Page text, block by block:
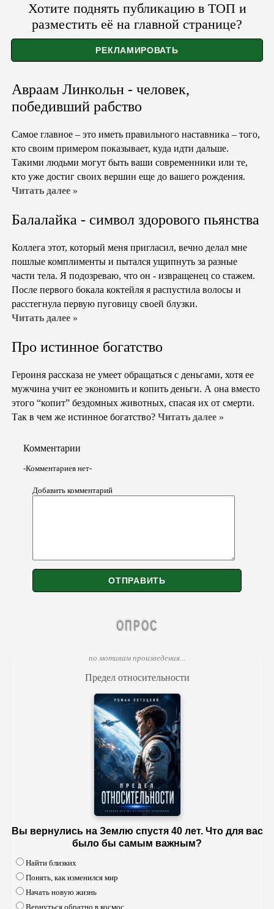
Хотите поднять публикацию в ТОП и
разместить её на главной странице?
Авраам Линкольн - человек,
победивший рабство
Самое главное – это иметь правильного наставника – того,
кто своим примером показывает, куда идти дальше.
Такими людьми могут быть ваши современники или те,
кто уже достиг своих вершин еще до вашего рождения.
Читать далее »
Балалайка - символ здорового пьянства
Коллега этот, который меня пригласил, вечно делал мне
пошлые комплименты и пытался ущипнуть за разные
части тела. Я подозреваю, что он - извращенец со стажем.
После первого бокала коктейля я распустила волосы и
расстегнула первую пуговицу своей блузки.
Читать далее »
Про истинное богатство
Героиня рассказа не умеет обращаться с деньгами, хотя ее
мужчина учит ее экономить и копить деньги. А она вместо
этого “копит” бездомных животных, спасая их от смерти.
Так в чем же истинное богатство? Читать далее »
Комментарии
-Комментариев нет-
Добавить комментарий
ОПРОС
по мотивам произведения...
Предел относительности
Вы вернулись на Землю спустя 40 лет. Что для вас
было бы самым важным?
Найти близких
Понять, как изменился мир
Начать новую жизнь
Вернуться обратно в космос